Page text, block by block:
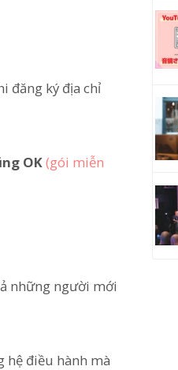
đăng ký địa chỉ
OK(gói miễn
những người mới
hệ điều hành mà